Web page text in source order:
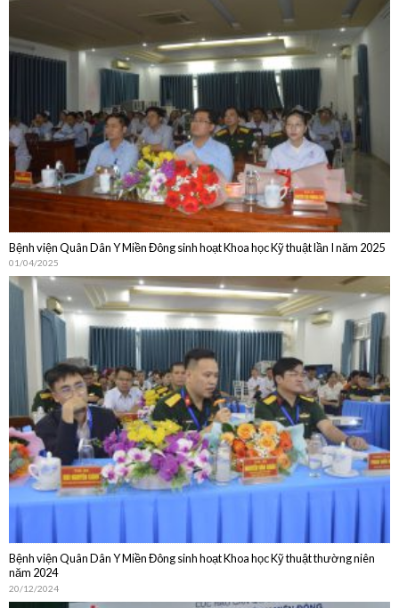
Chương trình sinh hoạt khoa học lần 2 – năm 2025
Bệnh viện Quân Dân Y Miền Đông sinh hoạt Khoa học Kỹ thuật lần I năm 2025
01/04/2025